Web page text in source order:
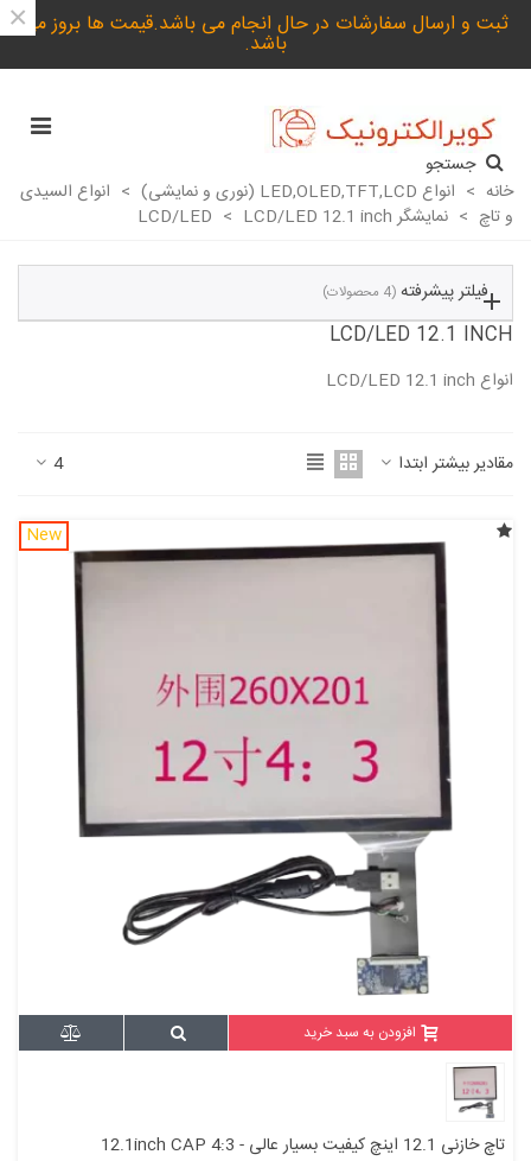
ثبت و ارسال سفارشات در حال انجام می باشد.قیمت ها بروز می
باشد.
×
جستجو
خانه > انواع LED,OLED,TFT,LCD (نوری و نمایشی) > انواع السیدی
و تاچ > نمایشگر LCD/LED > LCD/LED 12.1 inch
فیلتر پیشرفته (4 محصولات)
LCD/LED 12.1 INCH
انواع LCD/LED 12.1 inch
مقادیر بیشتر ابتدا 4
New
افزودن به سبد خرید
تاچ خازنی 12.1 اینچ کیفیت بسیار عالی - 12.1inch CAP 4:3